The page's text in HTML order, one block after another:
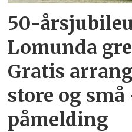
50-
Lomunda
Gratis
store og
påmelding